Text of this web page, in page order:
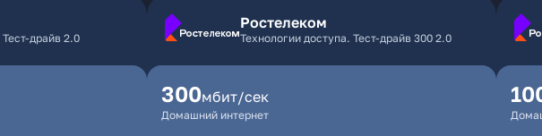
драйв 2.0
Ростелеком
Технологии доступа. Тест-драйв 300 2.0
300мбит/сек
Домашний интернет